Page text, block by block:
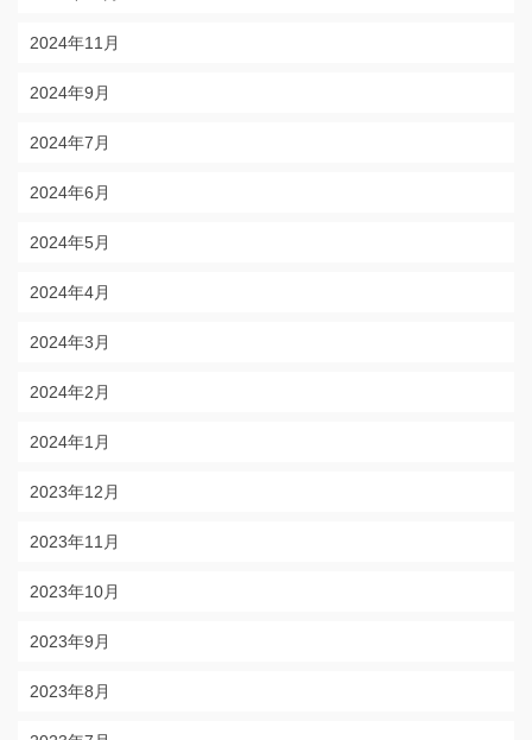
2024年11月
2024年9月
2024年7月
2024年6月
2024年5月
2024年4月
2024年3月
2024年2月
2024年1月
2023年12月
2023年11月
2023年10月
2023年9月
2023年8月